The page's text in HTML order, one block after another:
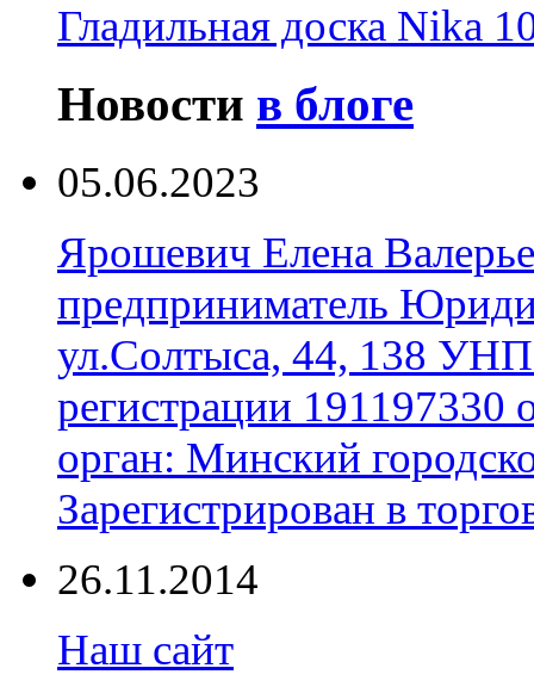
Гладильная доска Nika
Новости в блоге
05.06.2023
Ярошевич Елена
предприниматель
ул.Солтыса, 44, 138 УНП
регистрации
орган: Минский
Зарегистрирован в
26.11.2014
Наш сайт